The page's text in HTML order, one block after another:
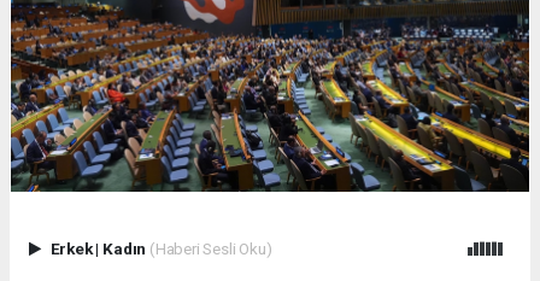
Erkek| Kadın (Haberi Sesli Oku)